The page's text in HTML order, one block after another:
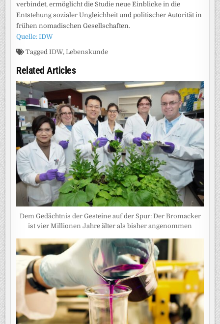
verbindet, ermöglicht die Studie neue Einblicke in die
Entstehung sozialer Ungleichheit und politischer Autorität in
frühen nomadischen Gesellschaften.
Quelle: IDW
TaggedIDW,Lebenskunde
Related Articles
Dem Gedächtnis der Gesteine auf der Spur: Der Bromacker
ist vier Millionen Jahre älter als bisher angenommen